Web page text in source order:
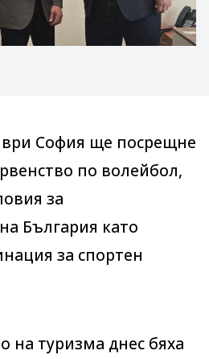
София ще посрещне
по волейбол,
за
България като
за спортен
на туризма днес бяха